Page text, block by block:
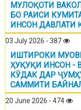
МУЛОҚОТИ
БО РАИСИ
ИНСОН ДАВЛАТИ
03 July 2026 - 387
ИШТИРОКИ
ҲУҚУҚИ ИНСОН -
КӮДАК ДАР
САММИТИ
20 June 2026 - 474